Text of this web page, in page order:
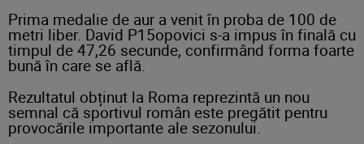
Prima medalie de aur a venit în proba de 100 de
metri liber. David P15opovici s-a impus în finală cu
timpul de 47,26 secunde, confirmând forma foarte
bună în care se află.
Rezultatul obținut la Roma reprezintă un nou
semnal că sportivul român este pregătit pentru
provocările importante ale sezonului.